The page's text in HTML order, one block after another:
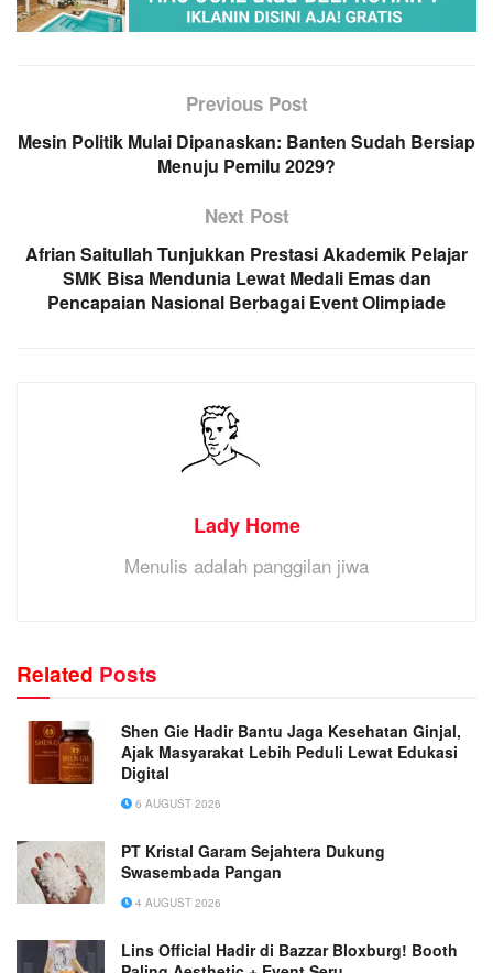
Previous Post
Mesin Politik Mulai Dipanaskan: Banten Sudah Bersiap
Menuju Pemilu 2029?
Next Post
Afrian Saitullah Tunjukkan Prestasi Akademik Pelajar
SMK Bisa Mendunia Lewat Medali Emas dan
Pencapaian Nasional Berbagai Event Olimpiade
Lady Home
Menulis adalah panggilan jiwa
Related Posts
Shen Gie Hadir Bantu Jaga Kesehatan Ginjal,
Ajak Masyarakat Lebih Peduli Lewat Edukasi
Digital
6 AUGUST 2026
PT Kristal Garam Sejahtera Dukung
Swasembada Pangan
4 AUGUST 2026
Lins Official Hadir di Bazzar Bloxburg! Booth